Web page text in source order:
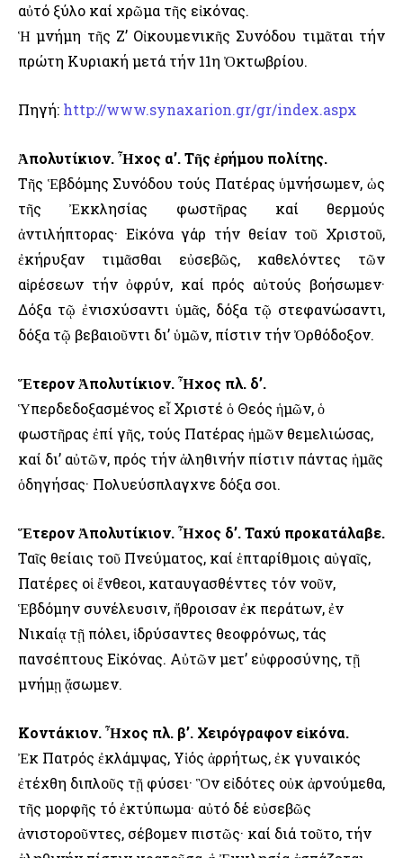
αὐτό ξύλο καί χρῶμα τῆς εἰκόνας.
Ἡ μνήμη τῆς Ζ’ Οἰκουμενικῆς Συνόδου τιμᾶται τήν
πρώτη Κυριακή μετά τήν 11η Ὀκτωβρίου.
Πηγή: http://www.synaxarion.gr/gr/index.aspx
Ἀπολυτίκιον. Ἦχος α’. Τῆς ἐρήμου πολίτης.
Τῆς Ἑβδόμης Συνόδου τούς Πατέρας ὑμνήσωμεν, ὡς
τῆς Ἐκκλησίας φωστῆρας καί θερμούς
ἀντιλήπτορας· Εἰκόνα γάρ τήν θείαν τοῦ Χριστοῦ,
ἐκήρυξαν τιμᾶσθαι εὐσεβῶς, καθελόντες τῶν
αἱρέσεων τήν ὀφρύν, καί πρός αὐτούς βοήσωμεν·
Δόξα τῷ ἐνισχύσαντι ὑμᾶς, δόξα τῷ στεφανώσαντι,
δόξα τῷ βεβαιοῦντι δι’ ὑμῶν, πίστιν τήν Ὀρθόδοξον.
Ἕτερον Ἀπολυτίκιον. Ἦχος πλ. δ’.
Ὑπερδεδοξασμένος εἶ Χριστέ ὁ Θεός ἡμῶν, ὁ
φωστῆρας ἐπί γῆς, τούς Πατέρας ἡμῶν θεμελιώσας,
καί δι’ αὐτῶν, πρός τήν ἀληθινήν πίστιν πάντας ἡμᾶς
ὁδηγήσας· Πολυεύσπλαγχνε δόξα σοι.
Ἕτερον Ἀπολυτίκιον. Ἦχος δ’. Ταχύ προκατάλαβε.
Ταῖς θείαις τοῦ Πνεύματος, καί ἑπταρίθμοις αὐγαῖς,
Πατέρες οἱ ἔνθεοι, καταυγασθέντες τόν νοῦν,
Ἑβδόμην συνέλευσιν, ἤθροισαν ἐκ περάτων, ἐν
Νικαίᾳ τῇ πόλει, ἱδρύσαντες θεοφρόνως, τάς
πανσέπτους Εἰκόνας. Αὐτῶν μετ’ εὐφροσύνης, τῇ
μνήμῃ ᾄσωμεν.
Κοντάκιον. Ἦχος πλ. β’. Χειρόγραφον εἰκόνα.
Ἐκ Πατρός ἐκλάμψας, Υἱός ἀρρήτως, ἐκ γυναικός
ἐτέχθη διπλοῦς τῇ φύσει· Ὃν εἰδότες οὐκ ἀρνούμεθα,
τῆς μορφῆς τό ἐκτύπωμα· αὐτό δέ εὐσεβῶς
ἀνιστοροῦντες, σέβομεν πιστῶς· καί διά τοῦτο, τήν